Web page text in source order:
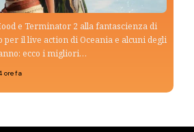
e Terminator 2 alla fantascienza di
per il live action di Oceania e alcuni degli
ecco i migliori…
ore fa